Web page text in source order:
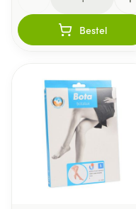
Bestel